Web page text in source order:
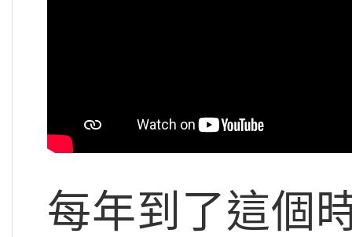
每年到了這個